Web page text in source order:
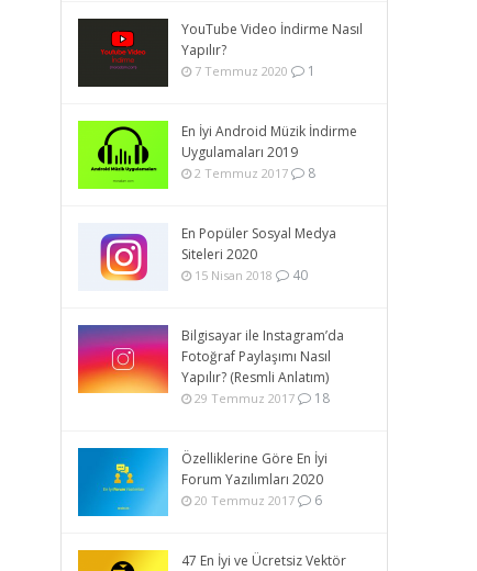
YouTube Video İndirme Nasıl
Yapılır?
7 Temmuz 2020 1
En İyi Android Müzik İndirme
Uygulamaları 2019
2 Temmuz 2017 8
En Popüler Sosyal Medya
Siteleri 2020
15 Nisan 2018 40
Bilgisayar ile Instagram’da
Fotoğraf Paylaşımı Nasıl
Yapılır? (Resmli Anlatım)
29 Temmuz 2017 18
Özelliklerine Göre En İyi
Forum Yazılımları 2020
20 Temmuz 2017 6
47 En İyi ve Ücretsiz Vektör